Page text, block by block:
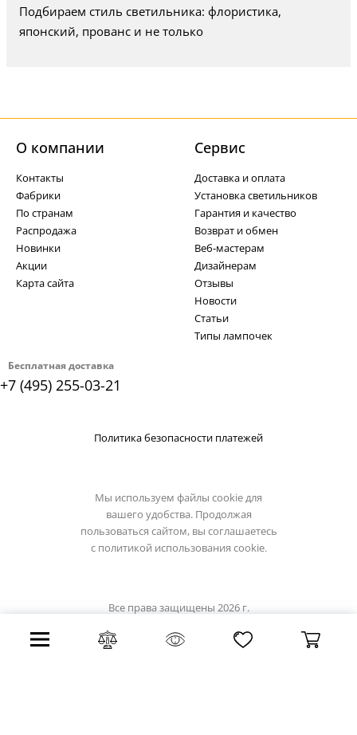
Подбираем стиль светильника: флористика,
японский, прованс и не только
Бесплатная доставка
+7 (495) 255-03-21
О компании
Контакты
Фабрики
По странам
Распродажа
Новинки
Акции
Карта сайта
Cервис
Доставка и оплата
Установка светильников
Гарантия и качество
Возврат и обмен
Веб-мастерам
Дизайнерам
Отзывы
Новости
Статьи
Типы лампочек
Политика безопасности платежей
Мы используем файлы cookie для
вашего удобства. Продолжая
пользоваться сайтом, вы соглашаетесь
с политикой использования cookie.
Все права защищены 2026 г.